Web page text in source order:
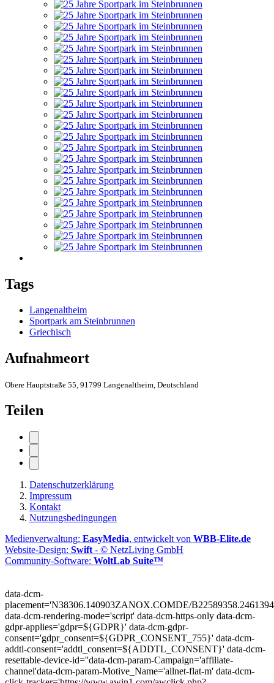
Tags
Langenaltheim
Sportpark am Steinbrunnen
Griechisch
Aufnahmeort
Obere Hauptstraße 55, 91799 Langenaltheim, Deutschland
Teilen
Datenschutzerklärung
Impressum
Kontakt
Nutzungsbedingungen
Medienverwaltung: EasyMedia, entwickelt von WBB-Elite.de
Website-Design: Swift - © NetzLiving GmbH
Community-Software: WoltLab Suite™
data-dcm-
placement='N38306.140903ZANOX.COMDE/
data-dcm-rendering-mode='script' data-dcm-https-only data-dcm-
gdpr-applies='gdpr=${GDPR}' data-dcm-gdpr-
consent='gdpr_consent=${GDPR_CONSENT_755}' data-dcm-
addtl-consent='addtl_consent=${ADDTL_CONSENT}' data-dcm-
resettable-device-id=''data-dcm-param-Campaign='affiliate-
channel'data-dcm-param-Motive_Name='allnet-flat-m' data-dcm-